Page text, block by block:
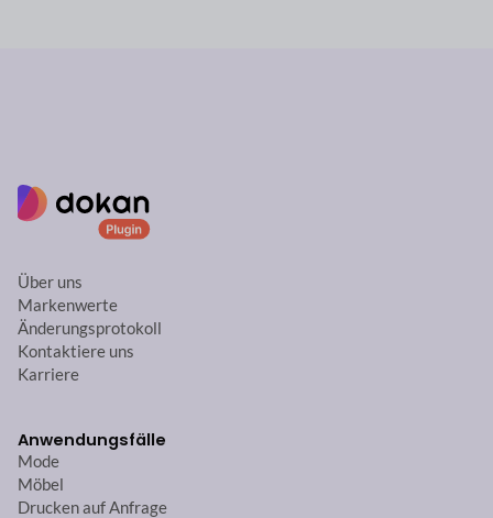
Über uns
Markenwerte
Änderungsprotokoll
Kontaktiere uns
Karriere
Anwendungsfälle
Mode
Möbel
Drucken auf Anfrage